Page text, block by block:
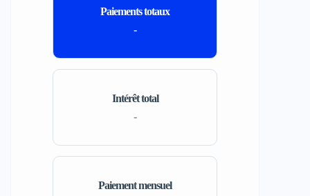
Paiement mensuel
Intérêt total
-
Paiements totaux
-